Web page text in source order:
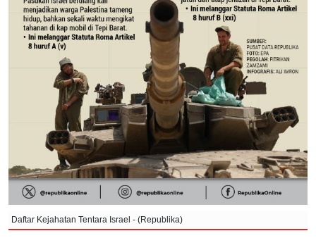
Daftar Kejahatan Tentara Israel - (Republika)